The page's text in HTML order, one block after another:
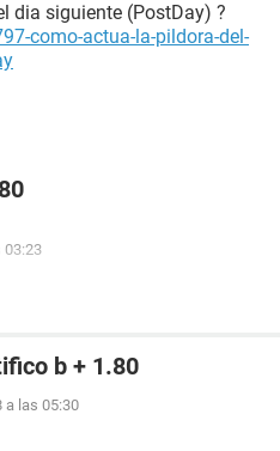
dia siguiente (PostDay) ?
como-actua-la-pildora-del-
03:23
b + 1.80
a las 05:30